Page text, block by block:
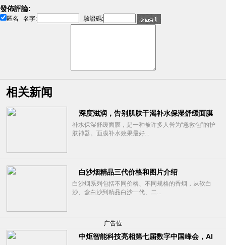
發佈評論:
匿名 名字: 驗證碼:
相关新闻
深度滋润，告别肌肤干渴补水保湿舒缓面膜
补水保湿舒缓面膜，是一种被许多人誉为“急救包”的护
肤神器。面膜补水效果最好...
白沙烟精品三代价格和图片介绍
白沙烟系列包括不同价格、不同规格的香烟，从软白
沙、盒白沙到精品白沙一代、二...
广告位
中炬智能科技亮相第七届数字中国峰会，AI